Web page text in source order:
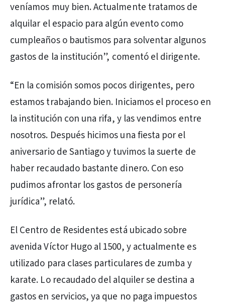
veníamos muy bien. Actualmente tratamos de
alquilar el espacio para algún evento como
cumpleaños o bautismos para solventar algunos
gastos de la institución”, comentó el dirigente.
“En la comisión somos pocos dirigentes, pero
estamos trabajando bien. Iniciamos el proceso en
la institución con una rifa, y las vendimos entre
nosotros. Después hicimos una fiesta por el
aniversario de Santiago y tuvimos la suerte de
haber recaudado bastante dinero. Con eso
pudimos afrontar los gastos de personería
jurídica”, relató.
El Centro de Residentes está ubicado sobre
avenida Víctor Hugo al 1500, y actualmente es
utilizado para clases particulares de zumba y
karate. Lo recaudado del alquiler se destina a
gastos en servicios, ya que no paga impuestos